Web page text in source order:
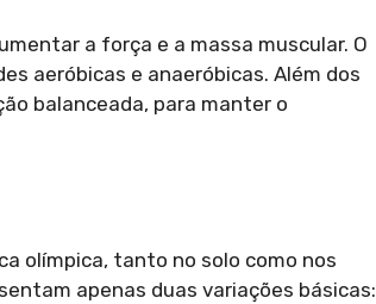
a força e a massa muscular. O
aeróbicas e anaeróbicas. Além dos
balanceada, para manter o
olímpica, tanto no solo como nos
apenas duas variações básicas: